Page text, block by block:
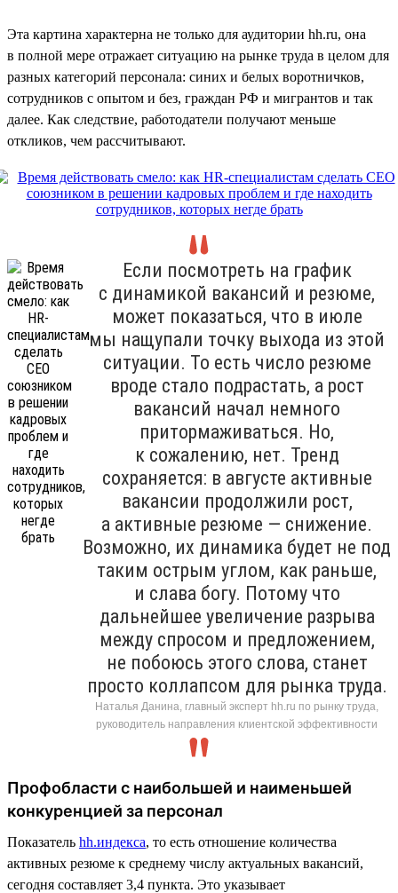
Эта картина характерна не только для аудитории hh.ru, она
в полной мере отражает ситуацию на рынке труда в целом для
разных категорий персонала: синих и белых воротничков,
сотрудников с опытом и без, граждан РФ и мигрантов и так
далее. Как следствие, работодатели получают меньше
откликов, чем рассчитывают.
Если посмотреть на график
с динамикой вакансий и резюме,
может показаться, что в июле
мы нащупали точку выхода из этой
ситуации. То есть число резюме
вроде стало подрастать, а рост
вакансий начал немного
притормаживаться. Но,
к сожалению, нет. Тренд
сохраняется: в августе активные
вакансии продолжили рост,
а активные резюме — снижение.
Возможно, их динамика будет не под
таким острым углом, как раньше,
и слава богу. Потому что
дальнейшее увеличение разрыва
между спросом и предложением,
не побоюсь этого слова, станет
просто коллапсом для рынка труда.
Наталья Данина, главный эксперт hh.ru по рынку труда,
руководитель направления клиентской эффективности
Профобласти с наибольшей и наименьшей
конкуренцией за персонал
Показатель hh.индекса, то есть отношение количества
активных резюме к среднему числу актуальных вакансий,
сегодня составляет 3,4 пункта. Это указывает